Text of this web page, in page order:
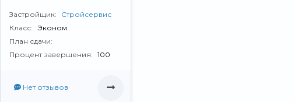
Застройщик:
Стройсервис
Класс: Эконом
План сдачи:
Процент завершения: 100
Нет отзывов